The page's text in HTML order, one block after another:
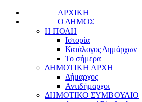
ΑΡΧΙΚΗ
Ο ΔΗΜΟΣ
Η ΠΟΛΗ
Ιστορία
Κατάλογος Δημάρχων
Το σήμερα
ΔΗΜΟΤΙΚΗ ΑΡΧΗ
Δήμαρχος
Αντιδήμαρχοι
ΔΗΜΟΤΙΚΟ ΣΥΜΒΟΥΛΙΟ